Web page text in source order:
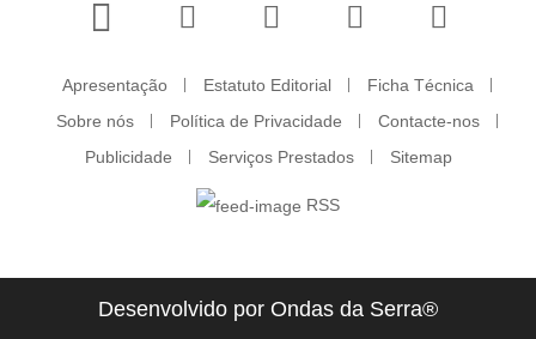
Apresentação Estatuto Editorial
Ficha Técnica
Sobre nós
Política de Privacidade
Contacte-nos
Publicidade
Serviços Prestados Sitemap
RSS
Desenvolvido por Ondas da Serra®